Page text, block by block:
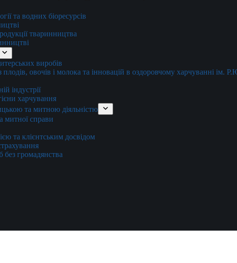
та водних біоресурсів
тваринництва
виробів
овочів і молока та інновацій в оздоровчому харчуванні ім.
індустрії
харчування
та митною діяльністю
митної справи
та клієнтським досвідом
без громадянства